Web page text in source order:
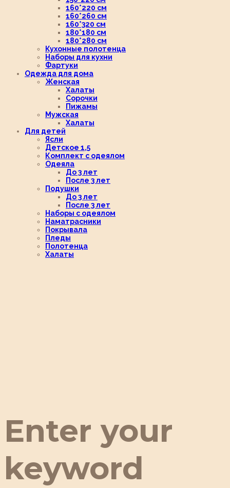
160*220 см
160*260 см
160*320 см
180*180 см
180*280 см
Кухонные полотенца
Наборы для кухни
Фартуки
Одежда для дома
Женская
Халаты
Сорочки
Пижамы
Мужская
Халаты
Для детей
Ясли
Детское 1,5
Комплект с одеялом
Одеяла
До 3 лет
После 3 лет
Подушки
До 3 лет
После 3 лет
Наборы с одеялом
Наматрасники
Покрывала
Пледы
Полотенца
Халаты
Enter your
keyword